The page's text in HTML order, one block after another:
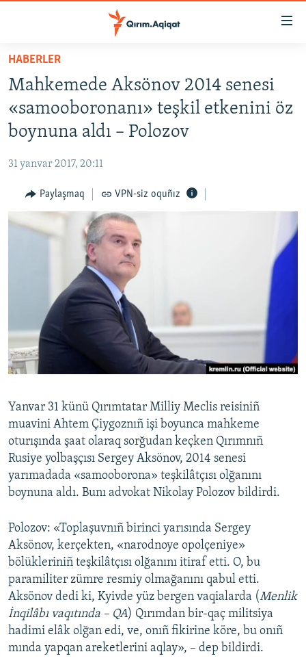
Esas
qaytmaq
Baş
navigatsiyağa
qaytmaq
Qıdıruvğa
qaytmaq
HABERLER
MEDENİYET
İNSAN AQLARI
VİDEO
Русский
Українською
RFE/RS bütün saytları
HABERLER
Mahkemede Aksönov 2014 senesi
«samooboronanı» teşkil etkenini öz
boynuna aldı – Polozov
31 yanvar 2017, 20:11
Paylaşmaq VPN-siz oquñız
Yanvar 31 künü Qırımtatar Milliy Meclis reisiniñ
muavini Ahtem Çiygoznıñ işi boyunca mahkeme
oturışında şaat olaraq sorğudan keçken Qırımnıñ
Rusiye yolbaşçısı Sergey Aksönov, 2014 senesi
yarımadada «samooborona» teşkilâtçısı olğanını
boynuna aldı. Bunı advokat Nikolay Polozov bildirdi.
Polozov: «Toplaşuvnıñ birinci yarısında Sergey
Aksönov, kerçekten, «narodnoye opolçeniye»
bölükleriniñ teşkilâtçısı olğanını itiraf etti. O, bu
paramiliter zümre resmiy olmağanını qabul etti.
Aksönov dedi ki, Kyivde yüz bergen vaqialarda (Menlik
İnqilâbı vaqıtında – QA) Qırımdan bir-qaç militsiya
hadimi elâk olğan edi, ve, onıñ fikirine köre, bu onıñ
mında yapqan areketlerini aqlay», – dep bildirdi.